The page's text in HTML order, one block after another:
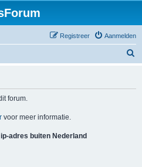
Aanmelden
Registreer
forum.
voor meer informatie.
ip-adres buiten Nederland